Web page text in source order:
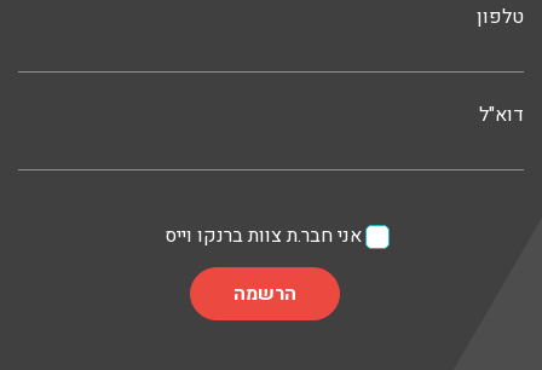
טלפון
דוא"ל
אני חבר.ת צוות ברנקו וייס